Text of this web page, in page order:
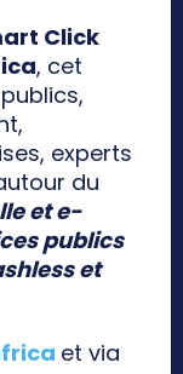
Click
, cet
experts
du
et e-
publics
et
et via